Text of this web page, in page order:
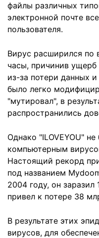
файлы различных
электронной почте
пользователя.
Вирус расширился по
часы, причинив
из-за потери данных
было легко
"мутировал", в
распространились
Однако "ILOVEYOU"
компьютерным
Настоящий рекорд
под названием
2004 году, он
привел к потере 38
В результате этих
вирусов, для